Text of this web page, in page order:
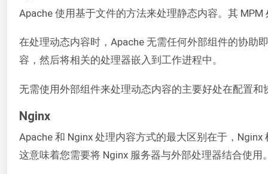
Apache 使用基于文件的方法来处理静态内容。其
在处理动态内容时，Apache 无需任何外部组件的协助
容，然后将相关的处理器嵌入到工作进程中。
无需使用外部组件来处理动态内容的主要好处在配置
Nginx
Apache 和 Nginx 处理内容方式的最大区别在于，
这意味着您需要将 Nginx 服务器与外部处理器结合使